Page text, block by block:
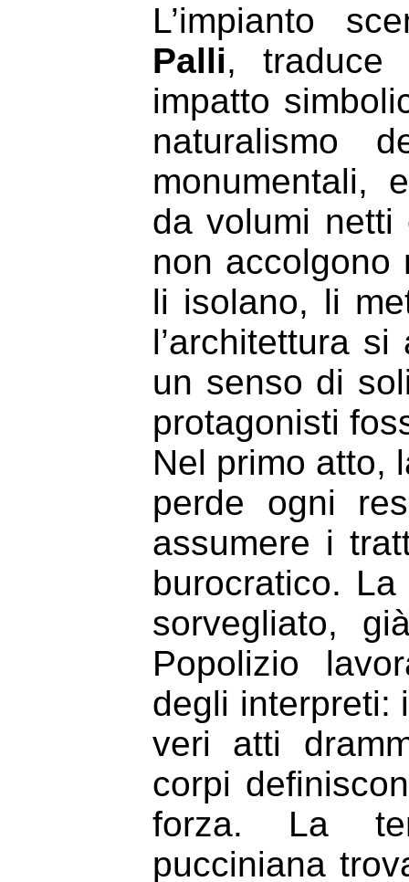
L’impianto
Palli, traduce
impatto
naturalismo
monumentali,
da volumi netti
non accolgono
li isolano, li
l’architettura
un senso di
protagonisti
Nel primo atto,
perde ogni
assumere i
burocratico.
sorvegliato,
Popolizio
degli interpreti:
veri atti
corpi
forza. La
pucciniana